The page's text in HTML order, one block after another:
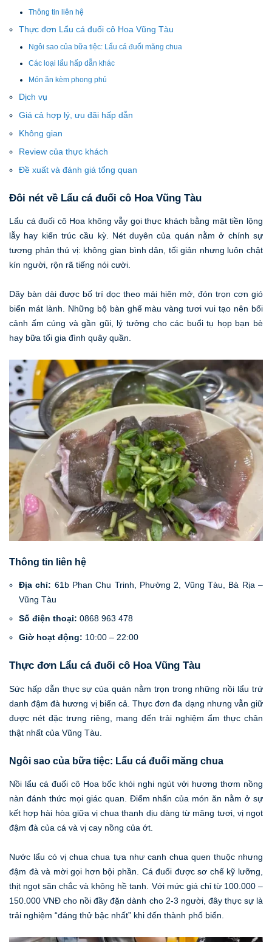
Thông tin liên hệ
Thực đơn Lẩu cá đuối cô Hoa Vũng Tàu
Ngôi sao của bữa tiệc: Lẩu cá đuối măng chua
Các loại lẩu hấp dẫn khác
Món ăn kèm phong phú
Dịch vụ
Giá cả hợp lý, ưu đãi hấp dẫn
Không gian
Review của thực khách
Đề xuất và đánh giá tổng quan
Đôi nét về Lẩu cá đuối cô Hoa Vũng Tàu
Lẩu cá đuối cô Hoa không vẫy gọi thực khách bằng mặt tiền lộng
lẫy hay kiến trúc cầu kỳ. Nét duyên của quán nằm ở chính sự
tương phản thú vị: không gian bình dân, tối giản nhưng luôn chật
kín người, rộn rã tiếng nói cười.
Dãy bàn dài được bố trí dọc theo mái hiên mở, đón trọn cơn gió
biển mát lành. Những bộ bàn ghế màu vàng tươi vui tạo nên bối
cảnh ấm cúng và gần gũi, lý tưởng cho các buổi tụ họp bạn bè
hay bữa tối gia đình quây quần.
Thông tin liên hệ
Địa chỉ: 61b Phan Chu Trinh, Phường 2, Vũng Tàu, Bà Rịa –
Vũng Tàu
Số điện thoại: 0868 963 478
Giờ hoạt động: 10:00 – 22:00
Thực đơn Lẩu cá đuối cô Hoa Vũng Tàu
Sức hấp dẫn thực sự của quán nằm trọn trong những nồi lẩu trứ
danh đậm đà hương vị biển cả. Thực đơn đa dạng nhưng vẫn giữ
được nét đặc trưng riêng, mang đến trải nghiệm ẩm thực chân
thật nhất của Vũng Tàu.
Ngôi sao của bữa tiệc: Lẩu cá đuối măng chua
Nồi lẩu cá đuối cô Hoa bốc khói nghi ngút với hương thơm nồng
nàn đánh thức mọi giác quan. Điểm nhấn của món ăn nằm ở sự
kết hợp hài hòa giữa vị chua thanh dịu dàng từ măng tươi, vị ngọt
đậm đà của cá và vị cay nồng của ớt.
Nước lẩu có vị chua chua tựa như canh chua quen thuộc nhưng
đậm đà và mời gọi hơn bội phần. Cá đuối được sơ chế kỹ lưỡng,
thịt ngọt săn chắc và không hề tanh. Với mức giá chỉ từ 100.000 –
150.000 VNĐ cho nồi đầy đặn dành cho 2-3 người, đây thực sự là
trải nghiệm “đáng thử bậc nhất” khi đến thành phố biển.